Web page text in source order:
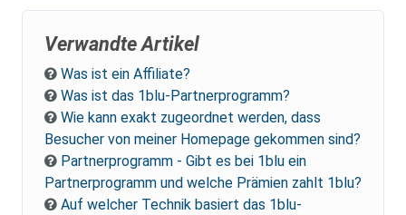
Verwandte Artikel
Was ist ein Affiliate?
Was ist das 1blu-Partnerprogramm?
Wie kann exakt zugeordnet werden, dass
Besucher von meiner Homepage gekommen sind?
Partnerprogramm - Gibt es bei 1blu ein
Partnerprogramm und welche Prämien zahlt 1blu?
Auf welcher Technik basiert das 1blu-